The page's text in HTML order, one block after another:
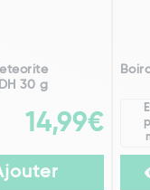
30 g
14,99€